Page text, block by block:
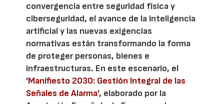
convergencia entre seguridad física y
ciberseguridad, el avance de la inteligencia
artificial y las nuevas exigencias
normativas están transformando la forma
de proteger personas, bienes e
infraestructuras. En este escenario, el
'Manifiesto 2030: Gestión Integral de las
Señales de Alarma', elaborado por la